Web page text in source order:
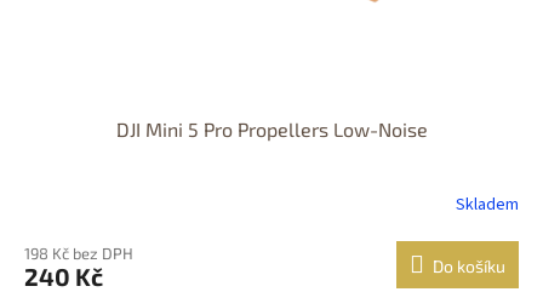
DJI Mini 5 Pro Propellers Low-Noise
Skladem
198 Kč bez DPH
240 Kč Do košíku